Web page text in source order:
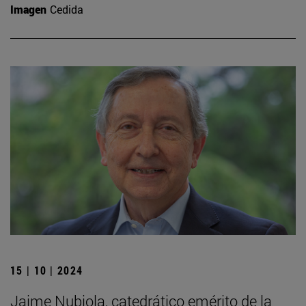
Imagen Cedida
15 | 10 | 2024
Jaime Nubiola, catedrático emérito de la